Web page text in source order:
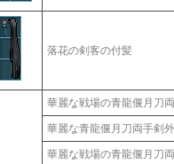
落花の剣客の付髪
華麗な戦場の青龍偃月刀
華麗な青龍偃月刀両手剣
華麗な戦場の青龍偃月刀